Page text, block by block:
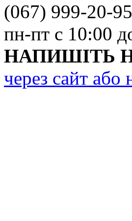
(067) 999-20-95
пн-пт с 10:00
НАПИШІТЬ
через сайт або